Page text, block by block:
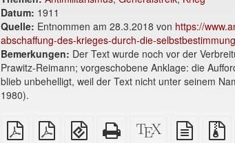
Datum: 1911
Quelle: Entnommen am 28.3.2018 von https://
abschaffung-des-krieges-durch-die-
Bemerkungen: Der Text wurde noch vor der
Prawitz-Reimann; vorgeschobene Anklage: die
blieb unbehelligt, weil der Text nicht unter seinem
1980).
reines
PDF
A4
Broschüren
EPUB
(für
Reines
HTML
XeLaTex
Quelle
reine